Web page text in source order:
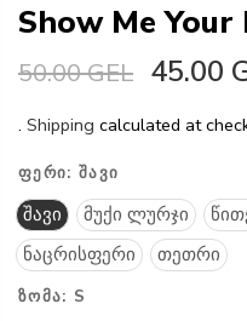
Show Me Your
50.00 GEL 45.00
. Shipping calculated at
ᲤᲔᲠᲘ: ᲨᲐᲕᲘ
შავი მუქი ლურჯი
ნაცრისფერი
თეთრი
ᲖᲝᲛᲐ: S